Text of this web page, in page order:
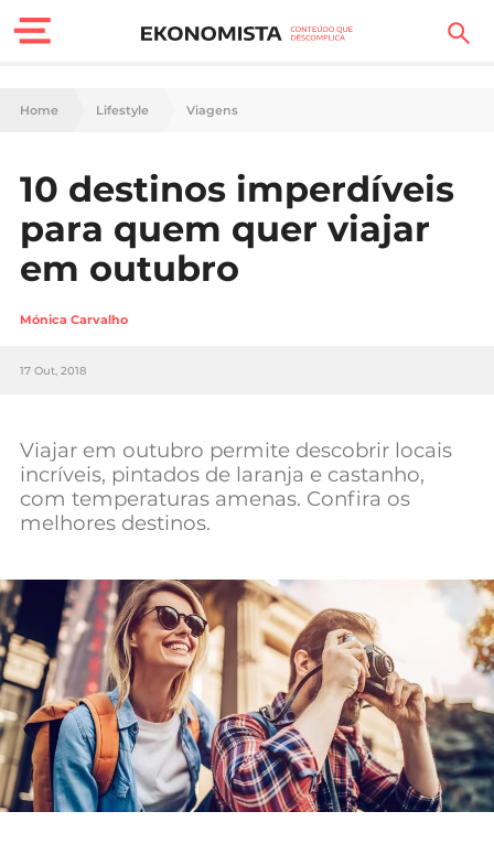
Finanças Pessoais
Carreira
Casa
Lifestyle
Sociedade
Negócios
Mundial 2026
Home Lifestyle Viagens
10 destinos imperdíveis
para quem quer viajar
em outubro
Mónica Carvalho
17 Out, 2018
Viajar em outubro permite descobrir locais
incríveis, pintados de laranja e castanho,
com temperaturas amenas. Confira os
melhores destinos.